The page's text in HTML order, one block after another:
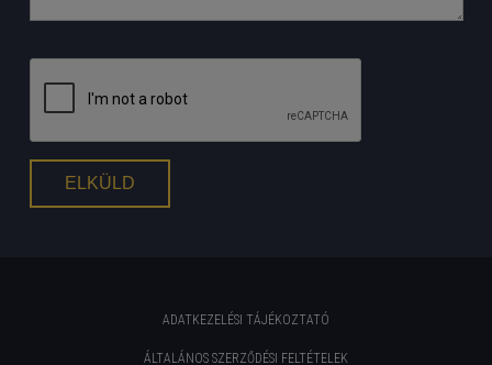
ADATKEZELÉSI TÁJÉKOZTATÓ
ÁLTALÁNOS SZERZŐDÉSI FELTÉTELEK